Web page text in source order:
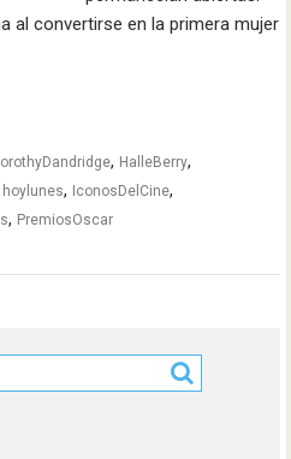
al convertirse en la primera mujer
, HalleBerry,
hoylunes, IconosDelCine,
, PremiosOscar